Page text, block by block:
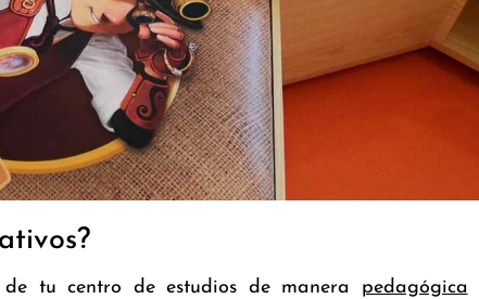
de tu centro de estudios de manera pedagógica